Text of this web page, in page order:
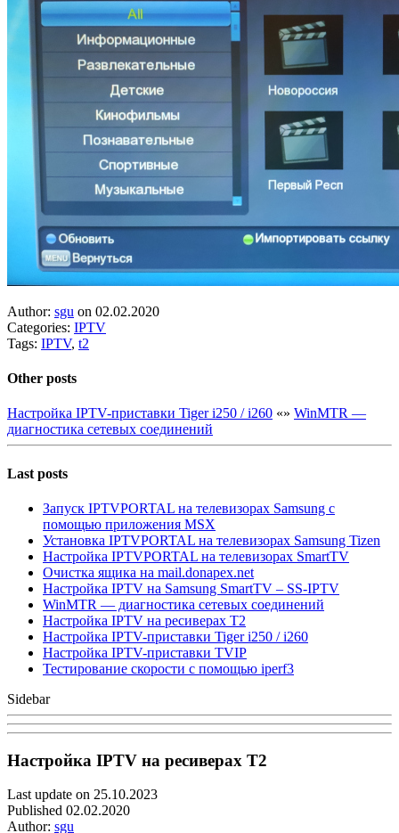
Author: sgu on 02.02.2020
Categories: IPTV
Tags: IPTV, t2
Other posts
Настройка IPTV-приставки Tiger i250 / i260 «» WinMTR —
диагностика сетевых соединений
Last posts
Запуск IPTVPORTAL на телевизорах Samsung с
помощью приложения MSX
Установка IPTVPORTAL на телевизорах Samsung Tizen
Настройка IPTVPORTAL на телевизорах SmartTV
Очистка ящика на mail.donapex.net
Настройка IPTV на Samsung SmartTV – SS-IPTV
WinMTR — диагностика сетевых соединений
Настройка IPTV на ресиверах T2
Настройка IPTV-приставки Tiger i250 / i260
Настройка IPTV-приставки TVIP
Тестирование скорости с помощью iperf3
Sidebar
Настройка IPTV на ресиверах T2
Last update on 25.10.2023
Published 02.02.2020
Author: sgu